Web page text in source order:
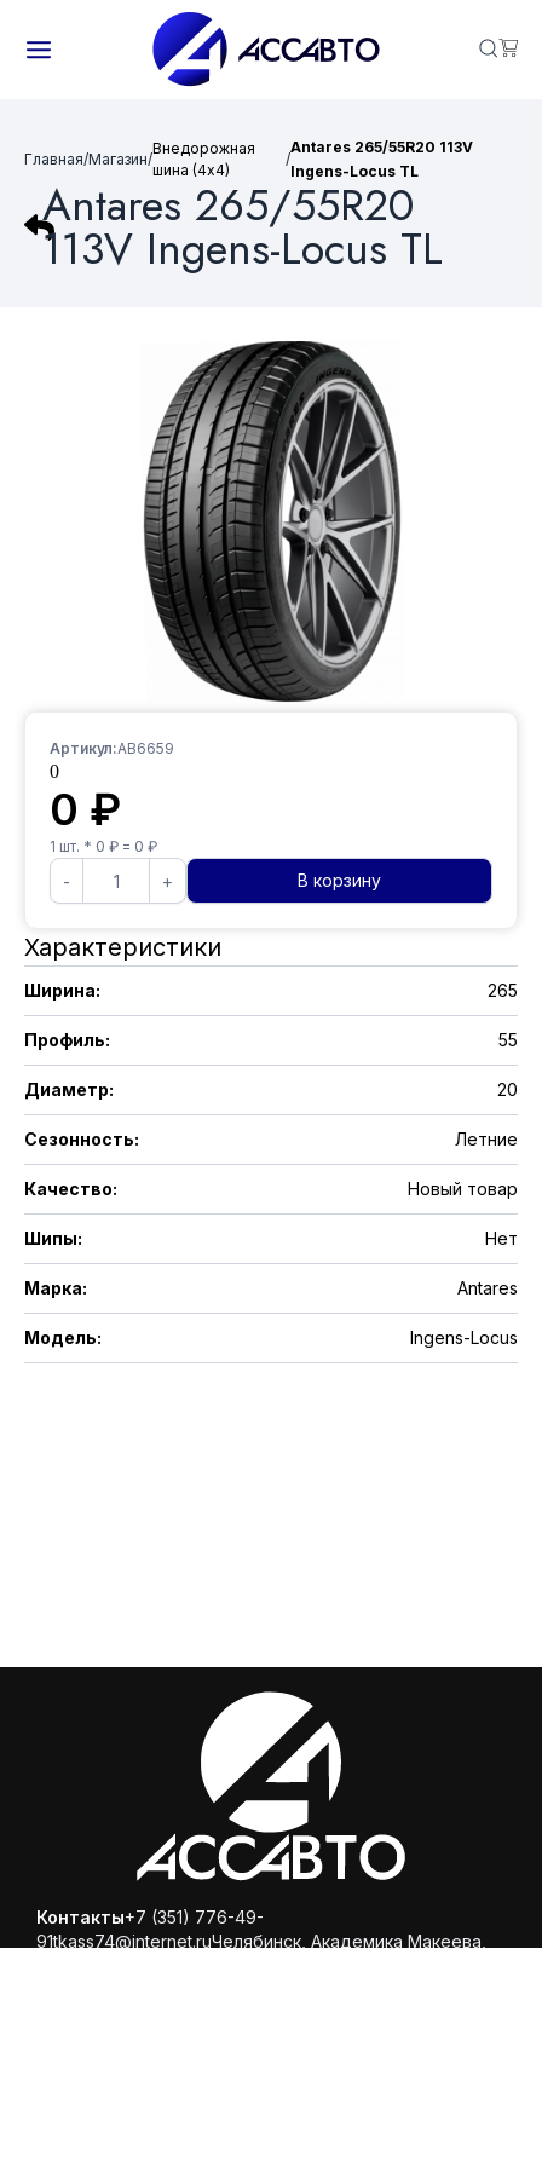
Главная/Магазин/
Внедорожная
шина (4х4)
/
Antares 265/55R20 113V
Ingens-Locus TL
Antares 265/55R20
113V Ingens-Locus TL
Характеристики
Ширина: 265
Профиль: 55
Диаметр: 20
Сезонность: Летние
Качество: Новый товар
Шипы: Нет
Марка: Antares
Модель: Ingens-Locus
Артикул:AB6659
0
0 ₽
1 шт. * 0 ₽ = 0 ₽
- + В корзину
Контакты+7 (351) 776-49-
91tkass74@internet.ruЧелябинск, ​Академика Макеева,